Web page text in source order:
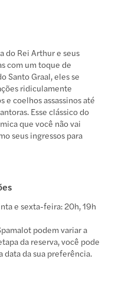
do Rei Arthur e seus
com um toque de
Santo Graal, eles se
ridiculamente
e coelhos assassinos até
Esse clássico do
que você não vai
seus ingressos para
e sexta-feira: 20h, 19h
podem variar a
da reserva, você pode
data da sua preferência.